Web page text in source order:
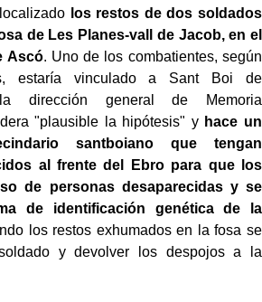
los restos de dos soldados
de Les Planes-vall de Jacob, en el
Ascó. Uno de los combatientes, según
estaría vinculado a Sant Boi de
dirección general de Memoria
"plausible la hipótesis" y hace un
santboiano que tengan
al frente del Ebro para que los
de personas desaparecidas y se
de identificación genética de la
los restos exhumados en la fosa se
y devolver los despojos a la